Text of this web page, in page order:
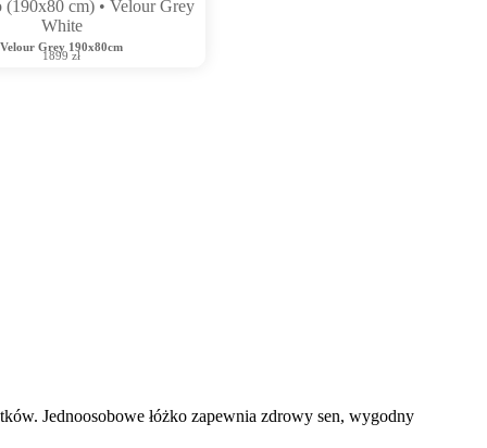
Velour Grey 190x80cm
1899 zł
Jednoosobowe łóżko zapewnia zdrowy sen, wygodny